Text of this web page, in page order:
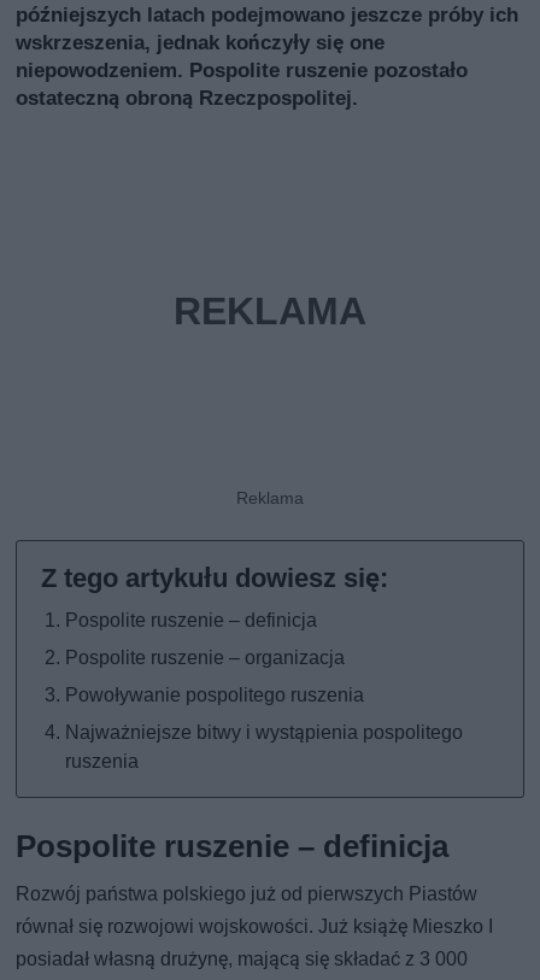
późniejszych latach podejmowano jeszcze próby ich
wskrzeszenia, jednak kończyły się one
niepowodzeniem. Pospolite ruszenie pozostało
ostateczną obroną Rzeczpospolitej.
Pospolite ruszenie – definicja
Pospolite ruszenie – organizacja
Powoływanie pospolitego ruszenia
Najważniejsze bitwy i wystąpienia pospolitego
ruszenia
Pospolite ruszenie – definicja
Rozwój państwa polskiego już od pierwszych Piastów
równał się rozwojowi wojskowości. Już książę Mieszko I
posiadał własną drużynę, mającą się składać z 3 000